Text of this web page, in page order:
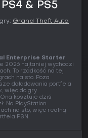
& PS5
Grand Theft Auto
Enterprise Starter
2026 najtaniej wychodzi
To rzadkość na tej
na sto. Poza
doładowania portfela
więc do gry
kosztuje dziś
Na PlayStation
na sto, więc realną
PSN.